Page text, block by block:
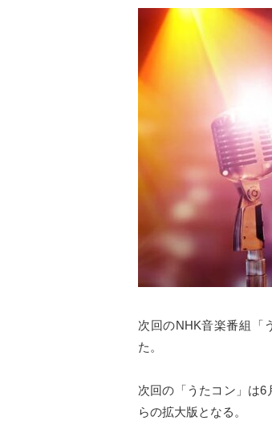
次回のNHK音楽番組「
た。
次回の「うたコン」は
らの拡大版となる。